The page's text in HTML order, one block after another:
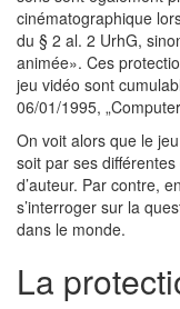
cinématographique
du § 2 al. 2 UrhG,
animée». Ces
jeu vidéo sont
06/01/1995,
On voit alors que le
soit par ses
d’auteur. Par contre,
s’interroger sur la
dans le monde.
La